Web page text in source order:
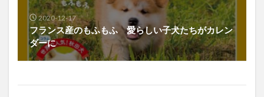
2020-12-17
フランス産のもふもふ 愛らしい子犬たちがカレン
ダーに